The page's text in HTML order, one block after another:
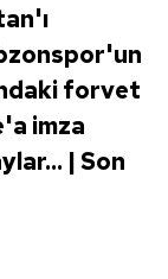
forvet
imza
| Son